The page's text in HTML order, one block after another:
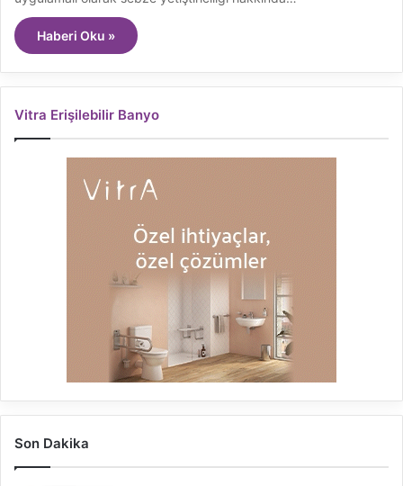
Haberi Oku »
Vitra Erişilebilir Banyo
Son Dakika